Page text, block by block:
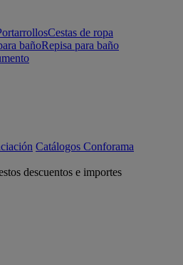
Cestas de ropa
bañoRepisa para baño
Catálogos Conforama
descuentos e importes